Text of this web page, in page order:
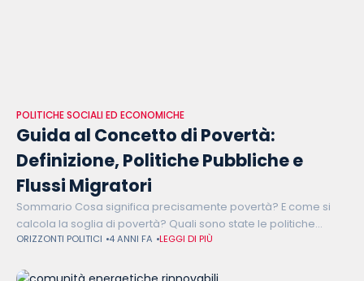
POLITICHE SOCIALI ED ECONOMICHE
Guida al Concetto di Povertà:
Definizione, Politiche Pubbliche e
Flussi Migratori
Sommario Cosa significa precisamente povertà? E come si
calcola la soglia di povertà? Quali sono state le politiche
pubbliche attuate fino ad oggi per cercare di limitarne le
ORIZZONTI POLITICI 4 ANNI FA LEGGI DI PIÙ